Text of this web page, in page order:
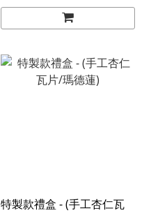
特製款禮盒 - (手工杏仁瓦